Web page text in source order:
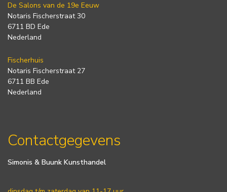
De Salons van de 19e Eeuw
Notaris Fischerstraat 30
6711 BD Ede
Nederland
Fischerhuis
Notaris Fischerstraat 27
6711 BB Ede
Nederland
Contactgegevens
Simonis & Buunk Kunsthandel